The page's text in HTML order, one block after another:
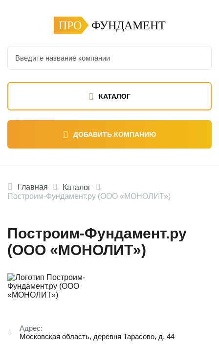
ПРО ФУНДАМЕНТ
КАТАЛОГ
ДОБАВИТЬ КОМПАНИЮ
Главная
Каталог
Построим-Фундамент.ру (ООО «МОНОЛИТ»)
Построим-Фундамент.ру
(ООО «МОНОЛИТ»)
Адрес:
Московская область, деревня Тарасово, д. 44